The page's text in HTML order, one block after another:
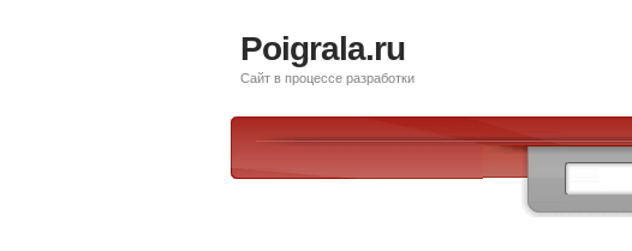
Poigrala.ru
Сайт в процессе разработки